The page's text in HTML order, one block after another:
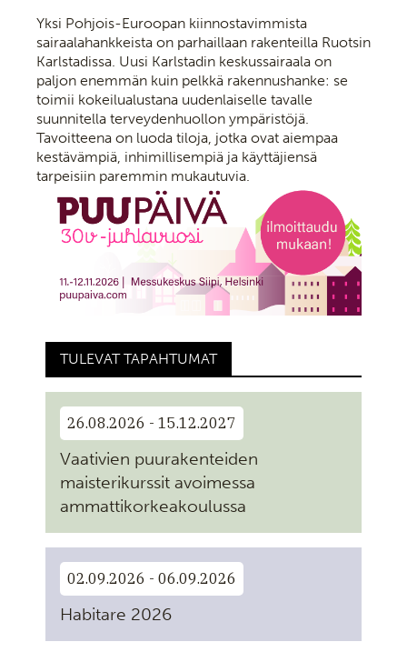
Yksi Pohjois-Euroopan kiinnostavimmista
sairaalahankkeista on parhaillaan rakenteilla Ruotsin
Karlstadissa. Uusi Karlstadin keskussairaala on
paljon enemmän kuin pelkkä rakennushanke: se
toimii kokeilualustana uudenlaiselle tavalle
suunnitella terveydenhuollon ympäristöjä.
Tavoitteena on luoda tiloja, jotka ovat aiempaa
kestävämpiä, inhimillisempiä ja käyttäjiensä
tarpeisiin paremmin mukautuvia.
TULEVAT TAPAHTUMAT
26.08.2026 - 15.12.2027
Vaativien puurakenteiden
maisterikurssit avoimessa
ammattikorkeakoulussa
02.09.2026 - 06.09.2026
Habitare 2026